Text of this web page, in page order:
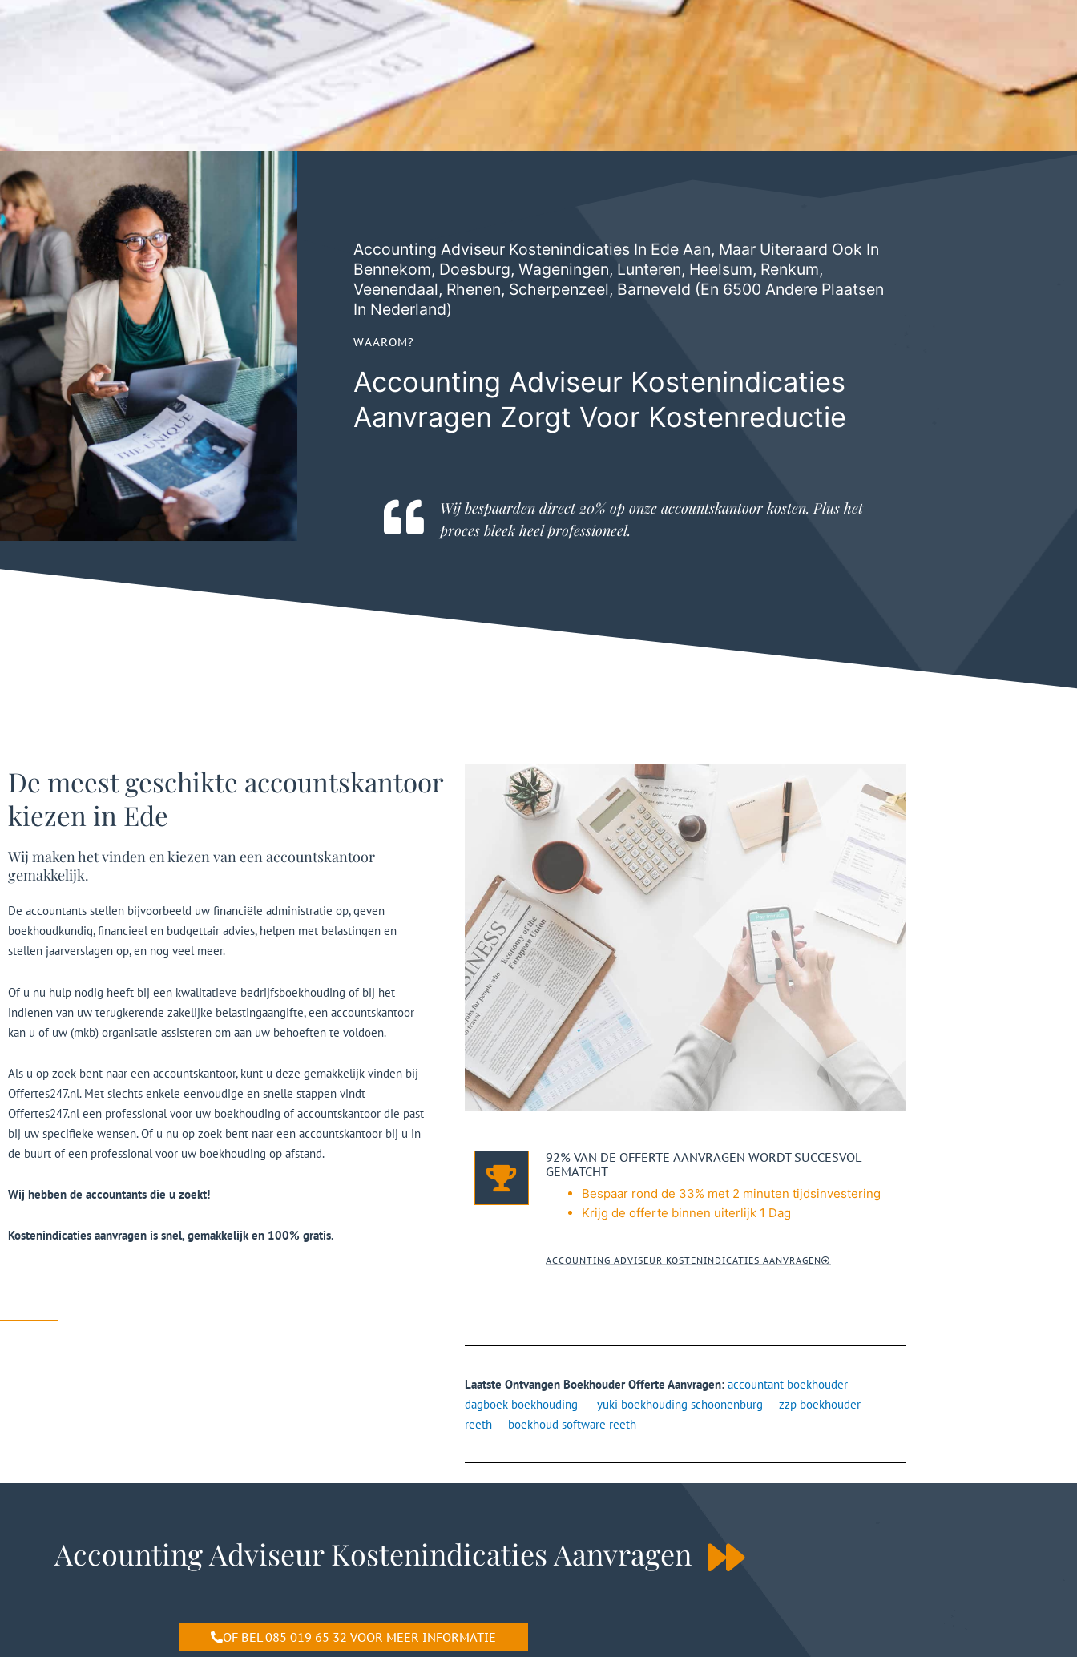
Accounting Adviseur Kostenindicaties In Ede Aan, Maar Uiteraard Ook In
Bennekom, Doesburg,Wageningen, Lunteren, Heelsum, Renkum,
Veenendaal, Rhenen, Scherpenzeel, Barneveld (en 6500 Andere Plaatsen
In Nederland)
WAAROM?
Accounting Adviseur Kostenindicaties
Aanvragen Zorgt Voor Kostenreductie
Wij bespaarden direct 20% op onze accountskantoorkosten. Plus het
proces bleek heel professioneel.
De meest geschikte accountskantoor
kiezen in Ede
Wij maken het vinden en kiezen van een accountskantoor
gemakkelijk.
De accountants stellen bijvoorbeeld uw financiële administratie op, geven
boekhoudkundig, financieel en budgettair advies, helpen met belastingen en
stellen jaarverslagen op, en nog veel meer.
Of u nu hulp nodig heeft bij een kwalitatieve bedrijfsboekhouding of bij het
indienen van uw terugkerende zakelijke belastingaangifte, een accountskantoor
kan u of uw (mkb) organisatie assisteren om aan uw behoeften te voldoen.
Als u op zoek bent naar een accountskantoor, kunt u deze gemakkelijk vinden bij
Offertes247.nl. Met slechts enkele eenvoudige en snelle stappen vindt
Offertes247.nl een professional voor uw boekhouding of accountskantoor die past
bij uw specifieke wensen. Of u nu op zoek bent naar een accountskantoor bij u in
de buurt of een professional voor uw boekhouding op afstand.
Wij hebben de accountants die u zoekt!
Kostenindicaties aanvragen is snel, gemakkelijk en 100% gratis.
92% VAN DE OFFERTE AANVRAGEN WORDT SUCCESVOL
GEMATCHT
Bespaar rond de 33% met 2 minuten tijdsinvestering
Krijg de offerte binnen uiterlijk 1 Dag
ACCOUNTING ADVISEUR KOSTENINDICATIES AANVRAGEN
Laatste Ontvangen Boekhouder Offerte Aanvragen: accountant boekhouder –
dagboek boekhouding
– yuki boekhouding schoonenburg – zzp boekhouder
reeth – boekhoud software reeth
Accounting Adviseur Kostenindicaties Aanvragen
OF BEL 085 019 65 32 VOOR MEER INFORMATIE